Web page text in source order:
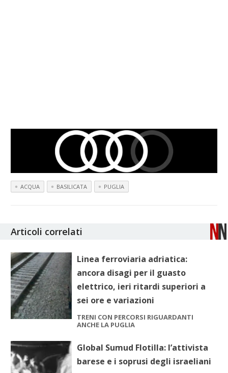
ACQUA BASILICATA PUGLIA
Articoli correlati
Linea ferroviaria adriatica:
ancora disagi per il guasto
elettrico, ieri ritardi superiori a
sei ore e variazioni
TRENI CON PERCORSI RIGUARDANTI
ANCHE LA PUGLIA
Global Sumud Flotilla: l’attivista
barese e i soprusi degli israeliani